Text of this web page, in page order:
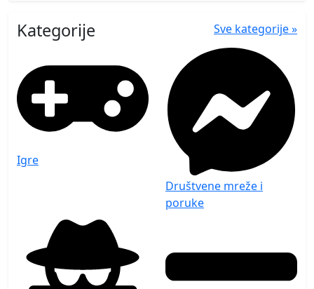
Sve kategorije »
Kategorije
Igre
Društvene mreže i
poruke